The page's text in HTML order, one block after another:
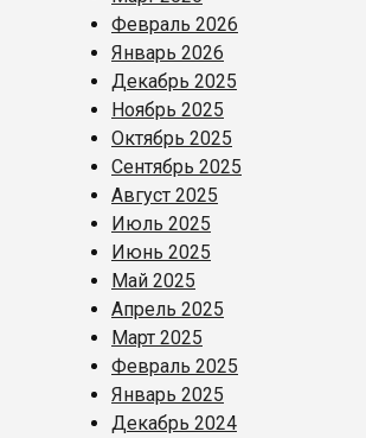
Февраль 2026
Январь 2026
Декабрь 2025
Ноябрь 2025
Октябрь 2025
Сентябрь 2025
Август 2025
Июль 2025
Июнь 2025
Май 2025
Апрель 2025
Март 2025
Февраль 2025
Январь 2025
Декабрь 2024